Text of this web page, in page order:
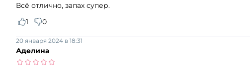
Всё отлично, запах супер.
1
0
Аделина
20 января 2024 в 18:31